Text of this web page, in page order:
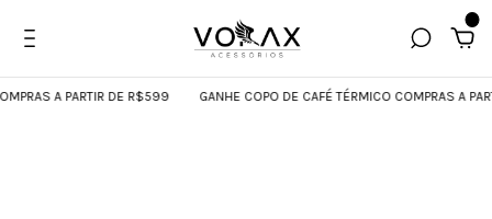
A PARTIR DE R$599 GANHE COPO DE CAFÉ TÉRMICO COMPRAS A